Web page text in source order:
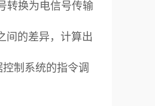
转换为电信号传输
间的差异，计算出
制系统的指令调